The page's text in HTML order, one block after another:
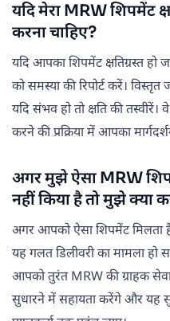
यदि मेरा MRW शिपमेंट
करना चाहिए?
यदि आपका शिपमेंट क्षतिग्रस्त हो
को समस्या की रिपोर्ट करें।
यदि संभव हो तो क्षति की तस्वीरें।
करने की प्रक्रिया में आपका
अगर मुझे ऐसा MRW
नहीं किया है तो मुझे क्या
अगर आपको ऐसा शिपमेंट मिलता
यह गलत डिलीवरी का मामला हो
आपको तुरंत MRW की ग्राहक
सुधारने में सहायता करेंगे और यह